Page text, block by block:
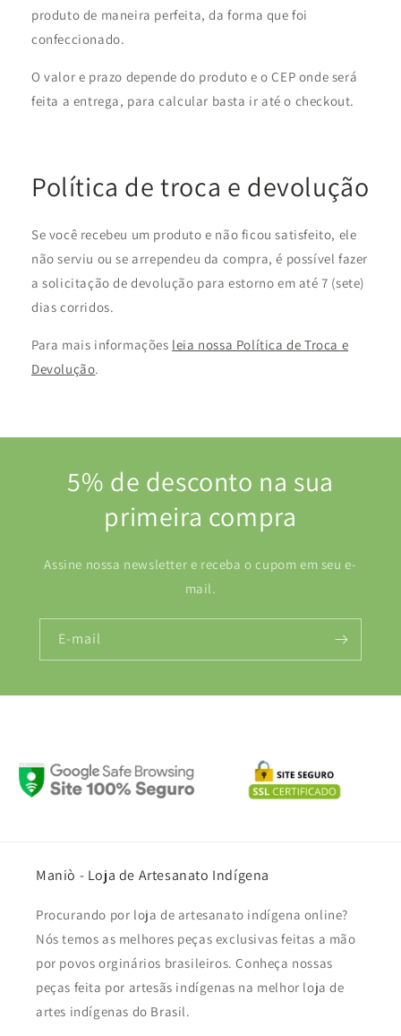
produto de maneira perfeita, da forma que foi
confeccionado.
O valor e prazo depende do produto e o CEP onde será
feita a entrega, para calcular basta ir até o checkout.
Política de troca e devolução
Se você recebeu um produto e não ficou satisfeito, ele
não serviu ou se arrependeu da compra, é possível fazer
a solicitação de devolução para estorno em até 7 (sete)
dias corridos.
Para mais informações leia nossa Política de Troca e
Devolução.
5% de desconto na sua
primeira compra
Assine nossa newsletter e receba o cupom em seu e-
mail.
E-mail
Maniò - Loja de Artesanato Indígena
Procurando por loja de artesanato indígena online?
Nós temos as melhores peças exclusivas feitas a mão
por povos orginários brasileiros. Conheça nossas
peças feita por artesãs indígenas na melhor loja de
artes indígenas do Brasil.